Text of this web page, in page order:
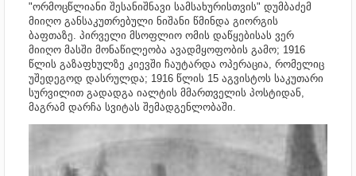
"ორმოცწლიანი შესანიშნავი სამსახურისთვის" დუმბაძემ
მიიღო განსაკუთრებული ნიშანი წმინდა გიორგის
ბაფთაზე. პირველი მსოფლიო ომის დაწყებისას ვერ
მიიღო მასში მონაწილეობა ავადმყოფობის გამო; 1916
წლის გაზაფხულზე კიევში ჩაუტარდა ოპერაცია, რომელიც
უშედეგოდ დასრულდა; 1916 წლის 15 აგვისტოს საკუთარი
სურვილით გადადგა იალტის მმართველის პოსტიდან,
მაგრამ დარჩა სვიტას შემადგენლობაში.